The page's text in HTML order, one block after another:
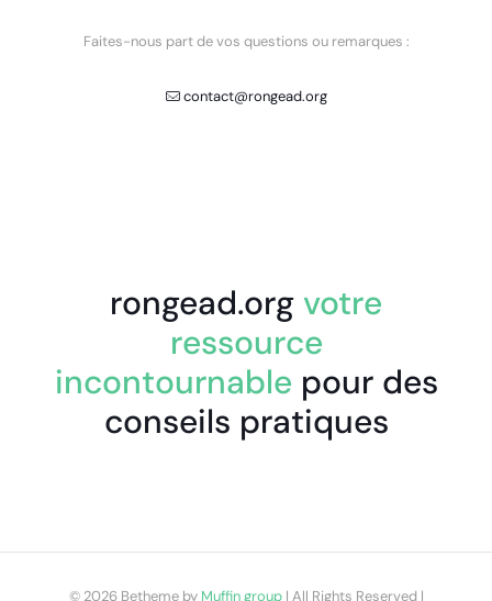
Faites-nous part de vos questions ou remarques :
contact@rongead.org
rongead.org votre
ressource
incontournable pour des
conseils pratiques
© 2026 Betheme by Muffin group| All Rights Reserved |